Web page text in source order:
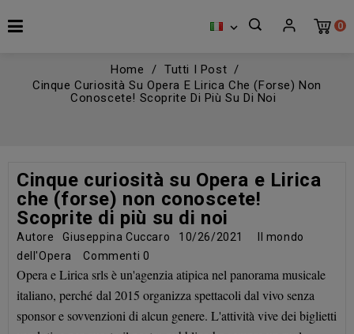
0

Home
Tutti I Post
Cinque Curiosità Su Opera E Lirica Che (forse) Non
Conoscete! Scoprite Di Più Su Di Noi
Cinque curiosità su Opera e Lirica
che (forse) non conoscete!
Scoprite di più su di noi
Autore Giuseppina Cuccaro 10/26/2021
Il mondo
dell'Opera
Commenti 0
Opera e Lirica srls è un'agenzia atipica nel panorama musicale
italiano, perché dal 2015 organizza spettacoli dal vivo senza
sponsor e sovvenzioni di alcun genere. L'attività vive dei biglietti